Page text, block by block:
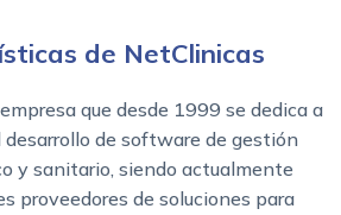
de NetClinicas
que desde 1999 se dedica a
de software de gestión
y sanitario, siendo actualmente
proveedores de soluciones para